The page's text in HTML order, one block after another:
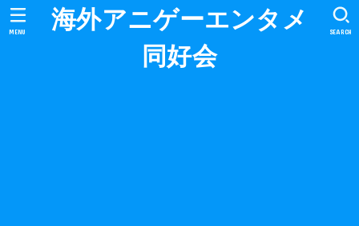
海外アニゲーエンタメ
同好会
SEARCH
MENU